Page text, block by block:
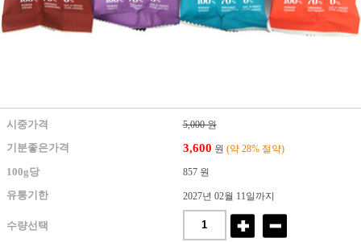
시중가격 5,000 원
기분좋은가격 3,600 원 (약 28% 절약)
100g당 857 원
유통기한 2027년 02월 11일까지
수량선택